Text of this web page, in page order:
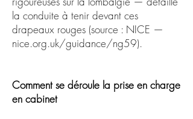
la conduite à tenir devant ces
drapeaux rouges (source : NICE —
nice.org.uk/guidance/ng59).
Comment se déroule la prise en charge
en cabinet